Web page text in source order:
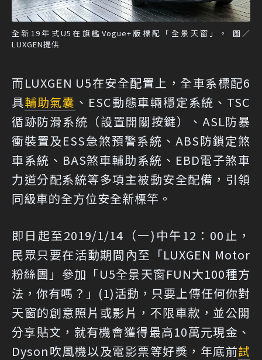
全新19年式U5在旗艦Vogue+版標配「全景天窗」。 圖／
LUXGEN提供
而LUXGEN U5在安全配置上，全車系標配6
具輔助氣囊 、ESC動態車輛穩定系統、TSC
循跡防滑系統（設置開關按鍵）、ASL防暴
衝裝置及ESS急煞預警系統、ABS防鎖定煞
車系統、BAS煞車輔助系統、EBD電子煞車
力道分配系統等多項主被動安全配備，引領
同級車的全方位安全新標竿。
即日起至2019/1/14（一)中午12：00止，
民眾只要在活動期間內至「LUXGEN Motor
粉絲團」參加「U5全景天窗FUN大100種方
法，你有嗎？」(1)活動，只要上傳任何你對
天窗的創意照片或影片，不限車款，並公開
分享貼文，就有機會獲得最高10萬元現金、
Dyson吹風機以及電影票等好獎，年底前試